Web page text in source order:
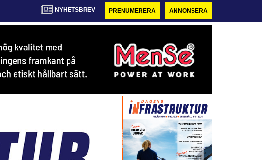
NYHETSBREV PRENUMERERA ANNONSERA